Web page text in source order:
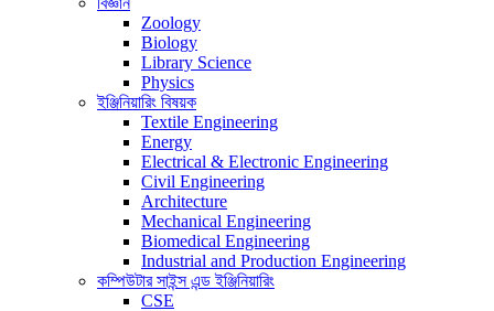
Zoology
Biology
Library Science
Physics
ইঞ্জিনিয়ারিং বিষয়ক
Textile Engineering
Energy
Electrical & Electronic Engineering
Civil Engineering
Architecture
Mechanical Engineering
Biomedical Engineering
Industrial and Production Engineering
কম্পিউটার সাইন্স এন্ড ইঞ্জিনিয়ারিং
CSE